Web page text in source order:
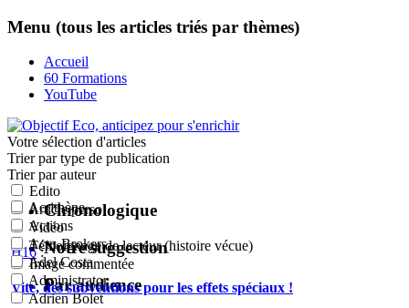
Menu (tous les articles triés par thèmes)
Accueil
60 Formations
YouTube
Votre sélection d'articles
Trier par type de publication
Edito
Article perso
Vidéo
Témoignage de lecteur (histoire vécue)
Image commentée
Trier par auteur
Acrithène
Actions
Actu-Brokers
Adel Costa
Administrator
Adrien Bolet
Chronologique
Notre suggestion
Par audience
H16:
Vite, des subventions pour les effets spéciaux !